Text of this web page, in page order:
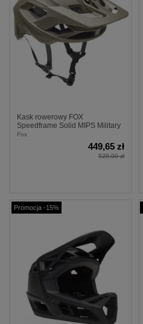
Kask rowerowy FOX
Speedframe Solid MIPS Military
Fox
449,65 zł
529,00 zł
Promocja -15%